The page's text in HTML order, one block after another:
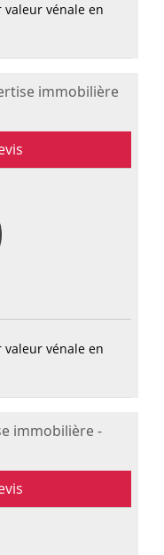
vénale en
immobilière
vénale en
immobilière -